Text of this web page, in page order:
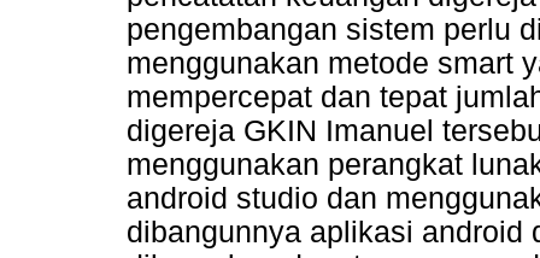
pengembangan sistem perlu
menggunakan metode smart
mempercepat dan tepat
digereja GKIN Imanuel
menggunakan perangkat
android studio dan
dibangunnya aplikasi android